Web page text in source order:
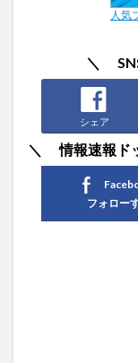
人気
＼
シェア
＼ 情報速報ド
フォロー